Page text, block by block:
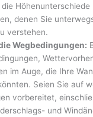
Höhenunterschiede
denen Sie
verstehen.
Wegbedingungen:
im Auge, die Ihre
Seien Sie auf
vorbereitet,
und